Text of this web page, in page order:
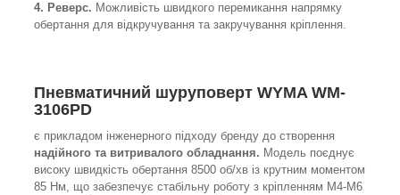
Пневматичний шуруповерт WYMA WM-
3106PD
є прикладом інженерного підходу бренду до створення
надійного та витривалого обладнання. Модель поєднує
високу швидкість обертання 8500 об/хв із крутним моментом
85 Нм, що забезпечує стабільну роботу з кріпленням М4-М6
4. Реверс. Можливість швидкого перемикання напрямку
обертання для відкручування та закручування кріплення.